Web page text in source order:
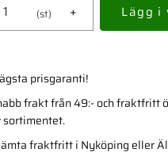
st +
prisgaranti!
frakt från 49:- och fraktfritt
sortimentet.
fraktfritt i Nyköping eller